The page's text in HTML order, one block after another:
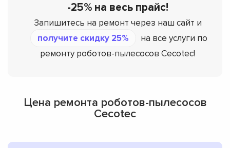
-25% на весь прайс!
Запишитесь на ремонт через наш сайт и
получите скидку 25%
на все услуги по
ремонту роботов-пылесосов Cecotec!
Цена ремонта роботов-пылесосов
Cecotec